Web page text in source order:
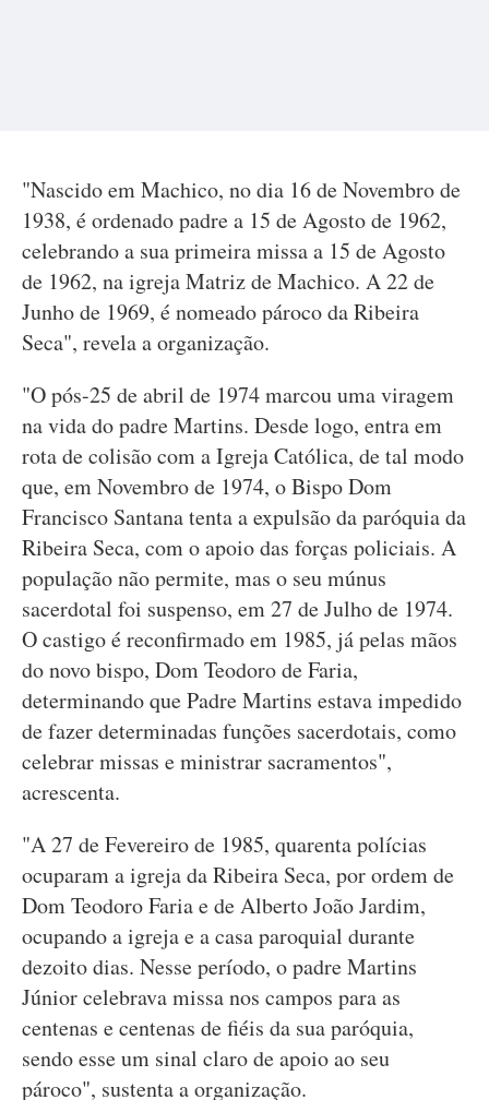
"Nascido em Machico, no dia 16 de Novembro de
1938, é ordenado padre a 15 de Agosto de 1962,
celebrando a sua primeira missa a 15 de Agosto
de 1962, na igreja Matriz de Machico. A 22 de
Junho de 1969, é nomeado pároco da Ribeira
Seca", revela a organização.
"O pós-25 de abril de 1974 marcou uma viragem
na vida do padre Martins. Desde logo, entra em
rota de colisão com a Igreja Católica, de tal modo
que, em Novembro de 1974, o Bispo Dom
Francisco Santana tenta a expulsão da paróquia da
Ribeira Seca, com o apoio das forças policiais. A
população não permite, mas o seu múnus
sacerdotal foi suspenso, em 27 de Julho de 1974.
O castigo é reconfirmado em 1985, já pelas mãos
do novo bispo, Dom Teodoro de Faria,
determinando que Padre Martins estava impedido
de fazer determinadas funções sacerdotais, como
celebrar missas e ministrar sacramentos",
acrescenta.
"A 27 de Fevereiro de 1985, quarenta polícias
ocuparam a igreja da Ribeira Seca, por ordem de
Dom Teodoro Faria e de Alberto João Jardim,
ocupando a igreja e a casa paroquial durante
dezoito dias. Nesse período, o padre Martins
Júnior celebrava missa nos campos para as
centenas e centenas de fiéis da sua paróquia,
sendo esse um sinal claro de apoio ao seu
pároco", sustenta a organização.